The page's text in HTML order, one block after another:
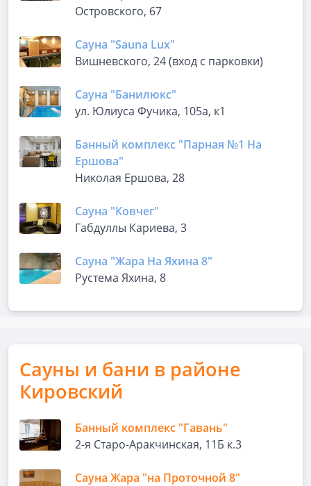
Островского, 67
Сауна "Sauna Lux"
Вишневского, 24 (вход с парковки)
Сауна "Банилюкс"
ул. Юлиуса Фучика, 105а, к1
Банный комплекс "Парная №1 На
Ершова"
Николая Ершова, 28
Сауна "Ковчег"
Габдуллы Кариева, 3
Сауна "Жара На Яхина 8"
​Рустема Яхина, 8
Сауны и бани в районе
Кировский
Банный комплекс "Гавань"
2-я Старо-Аракчинская, 11Б к.3
Сауна Жара "на Проточной 8"